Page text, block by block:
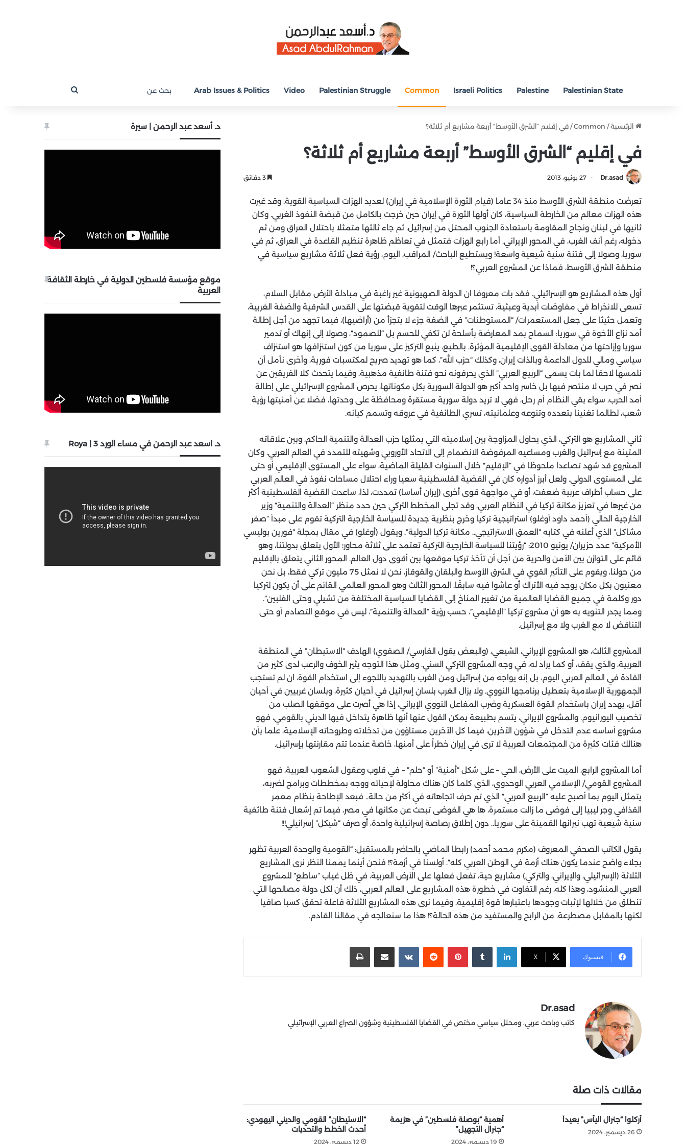
Palestinian State
Palestine
Israeli Politics
Common
Palestinian Struggle
Video
Arab Issues & Politics
الرئيسية/
Common
/في إقليم “الشرق الأوسط” أربعة مشاريع أم ثلاثة؟
في إقليم “الشرق الأوسط” أربعة مشاريع أم ثلاثة؟
Dr.asad 27 يونيو، 2013
تعرضت منطقة الشرق الأوسط منذ 34 عاما (قيام الثورة الإسلامية في إيران) لعديد الهزات السياسية القوية. وقد غيرت
هذه الهزات معالم من الخارطة السياسية، كان أولها الثورة في إيران حين خرجت بالكامل من قبضة النفوذ الغربي. وكان
ثانيها في لبنان ونجاح المقاومة باستعادة الجنوب المحتل من إسرائيل. ثم جاء ثالثها متمثلا باحتلال العراق ومن ثم
دخوله، رغم أنف الغرب، في المحور الإيراني. أما رابع الهزات فتمثل في تعاظم ظاهرة تنظيم القاعدة في العراق، ثم في
سوريا، وصولا إلى فتنة سنية شيعية واسعة! ويستطيع الباحث/ المراقب، اليوم، رؤية فعل ثلاثة مشاريع سياسية في
منطقة الشرق الأوسط، فماذا عن المشروع العربي؟!
أول هذه المشاريع هو الإسرائيلي. فقد بات معروفا ان الدولة الصهيونية غير راغبة في مبادلة الأرض مقابل السلام،
تسعى للانخراط في مفاوضات أبدية وعبثية، تستثمر عبرها الوقت لتقوية قبضتها على القدس الشرقية والضفة الغربية،
وتعمل حثيثا على جعل المستعمرات/ “المستوطنات” في الضفة جزء لا يتجزأ من (أراضيها)، فيما تجهد من أجل إطالة
أمد نزاع الأخوة في سوريا: السماح بمد المعارضة بأسلحة لن تكفي للحسم بل “للصمود”، وصولا إلى إنهاك أو تدمير
سوريا وإزاحتها من معادلة القوى الإقليمية المؤثرة. بالطبع، ينبع التركيز على سوريا من كون استنزافها هو استنزاف
سياسي ومالي للدول الداعمة وبالذات إيران، وكذلك “حزب الله”، كما هو تهديد صريح لمكتسبات فورية، وأخرى نأمل أن
نلمسها لاحقا لما بات يسمى “الربيع العربي” الذي يحرفونه نحو فتنة طائفية مذهبية. وفيما يتحدث كلا الفريقين عن
نصر في حرب لا منتصر فيها بل خاسر واحد أكبر هو الدولة السورية بكل مكوناتها، يحرص المشروع الإسرائيلي على إطالة
أمد الحرب، سواء بقي النظام أم رحل، فهي لا تريد دولة سورية مستقرة ومحافظة على وحدتها، فضلا عن أمنيتها رؤية
شعب، لطالما تغنينا بتعدده وتنوعه وعلمانيته، تسري الطائفية في عروقه وتسمم كيانه.
ثاني المشاريع هو التركي، الذي يحاول المزاوجة بين إسلاميته التي يمثلها حزب العدالة والتنمية الحاكم، وبين علاقاته
المتينة مع إسرائيل والغرب ومساعيه المرفوضة الانضمام إلى الاتحاد الأوروبي وشهيته للتمدد في العالم العربي. وكان
المشروع قد شهد تصاعدا ملحوظا في “الإقليم” خلال السنوات القليلة الماضية، سواء على المستوى الإقليمي أو حتى
على المستوى الدولي. ولعل أبرز أدواره كان في القضية الفلسطينية سعيا وراء احتلال مساحات نفوذ في العالم العربي
على حساب أطراف عربية ضعفت، أو في مواجهة قوى أخرى (إيران أساسا) تمددت، لذا، ساعدت القضية الفلسطينية أكثر
من غيرها في تعزيز مكانة تركيا في النظام العربي. وقد تجلى المخطط التركي حين حدد منظر “العدالة والتنمية” وزير
الخارجية الحالي (أحمد داود أوغلو) استراتيجية تركيا وخرج بنظرية جديدة للسياسة الخارجية التركية تقوم على مبدأ “صفر
مشاكل” الذي أعلنه في كتابه “العمق الاستراتيجي.. مكانة تركيا الدولية”. ويقول (أوغلو) في مقال بمجلة “فورين بوليسي
الأمركية” عدد حزيران/ يونيو 2010: “رؤيتنا للسياسة الخارجية التركية تعتمد على ثلاثة محاور؛ الأول يتعلق بدولتنا، وهو
قائم على التوازن بين الأمن والحرية من أجل أن تأخذ تركيا موقعها بين أقوى دول العالم. المحور الثاني يتعلق بالإقليم
من حولنا، ويقوم على التأثير القوي في الشرق الأوسط والبلقان والقوقاز، نحن لا نمثل 75 مليون تركي فقط، بل نحن
معنيون بكل مكان يوجد فيه الأتراك أو عاشوا فيه سابقًا. المحور الثالث وهو المحور العالمي القائم على أن يكون لتركيا
دور وكلمة في جميع القضايا العالمية من تغيير المناخ إلى القضايا السياسية المختلفة من تشيلي وحتى الفلبين”.
ومما يجدر التنويه به هو أن مشروع تركيا “الإقليمي”، حسب رؤية “العدالة والتنمية”، ليس في موقع التصادم أو حتى
التناقض لا مع الغرب ولا مع إسرائيل.
المشروع الثالث، هو المشروع الإيراني، الشيعي، (والبعض يقول الفارسي/ الصفوي) الهادف “الاستيطان” في المنطقة
العربية، والذي يقف، أو كما يراد له، في وجه المشروع التركي السني. ومثل هذا التوجه يثير الخوف والرعب لدى كثير من
القادة في العالم العربي اليوم، بل إنه يواجه من إسرائيل ومن الغرب بالتهديد باللجوء إلى استخدام القوة، ان لم تستجب
الجمهورية الإسلامية بتعطيل برنامجها النووي. ولا يزال الغرب بلسان إسرائيل في أحيان كثيرة، وبلسان غربيين في أحيان
أقل، يهدد إيران باستخدام القوة العسكرية وضرب المفاعل النووي الإيراني، إذا هي أصرت على موقفها الصلب من
تخصيب اليورانيوم. والمشروع الإيراني، يتسم بطبيعة يمكن القول عنها أنها ظاهرة يتداخل فيها الديني بالقومي، فهو
مشروع أساسه عدم التدخل في شؤون الآخرين، فيما كل الآخرين مستاؤون من تدخلاته وطروحاته الإسلامية، علما بأن
هنالك فئات كثيرة من المجتمعات العربية لا ترى في إيران خطراً على أمنها، خاصة عندما تتم مقارنتها بإسرائيل.
أما المشروع الرابع، الميت على الأرض، الحي – على شكل “أمنية” أو “حلم” – في قلوب وعقول الشعوب العربية، فهو
المشروع القومي/ الإسلامي العربي الوحدوي، الذي كلما كان هناك محاولة لإحيائه ووجه بمخططات وبرامج لضربه،
يتمثل اليوم بما أصبح عليه “الربيع العربي” الذي تم حرف اتجاهاته في أكثر من حالة.. فبعد الإطاحة بنظام معمر
القذافي وجر ليبيا إلى فوضى ما زالت مستمرة، ها هي الفوضى تبحث عن مكانها في مصر، فيما تم إشعال فتنة طائفية
سنية شيعية تهب نيرانها القميئة على سوريا.. دون إطلاق رصاصة إسرائيلية واحدة، أو صرف “شيكل” إسرائيلي!!!
يقول الكاتب الصحفي المعروف (مكرم محمد أحمد) رابطا الماضي بالحاضر بالمستقبل: “القومية والوحدة العربية تظهر
بجلاء واضح عندما يكون هناك أزمة في الوطن العربي كله”. أولسنا في أزمة؟! فنحن أينما يممنا النظر نرى المشاريع
الثلاثة (الإسرائيلي، والإيراني، والتركي) مشاريع حية، تفعل فعلها على الأرض العربية، في ظل غياب “ساطع” للمشروع
العربي المنشود، وهذا كله، رغم التفاوت في خطورة هذه المشاريع على العالم العربي، ذلك أن لكل دولة مصالحها التي
تنطلق من خلالها لإثبات وجودها باعتبارها قوة إقليمية. وفيما نرى هذه المشاريع الثلاثة فاعلة تحقق كسبا صافيا
لكنها بالمقابل مصطرعة. من الرابح والمستفيد من هذه الحالة؟! هذا ما سنعالجه في مقالنا القادم.
فيسبوك X
لينكدإن بينتيريست
Dr.asad
كاتب وباحث عربي، ومحلل سياسي مختص في القضايا الفلسطينية وشؤون الصراع العربي الإسرائيلي
مقالات ذات صلة
أُركلوا “جنرال اليأس” بعيداً
26 ديسمبر، 2024
أهمية “بوصلة فلسطين” في هزيمة
“جنرال التجهيل”
19 ديسمبر، 2024
“الاستيطان” القومي والديني اليهودي:
أحدث الخطط والتحديات
12 ديسمبر، 2024
د. أسعد عبد الرحمن | سيرة
موقع مؤسسة فلسطين الدولية في خارطة الثقافة
العربية
د. اسعد عبد الرحمن في مساء الورد 3 | Roya